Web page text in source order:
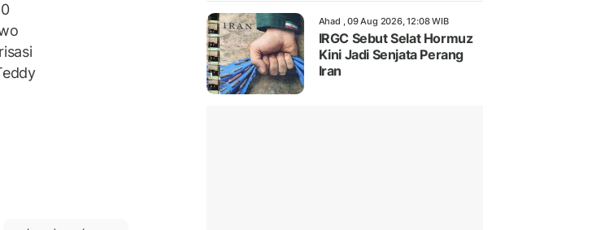
Ahad , 09 Aug 2026, 12:08 WIB
IRGC Sebut Selat Hormuz
Kini Jadi Senjata Perang
Iran